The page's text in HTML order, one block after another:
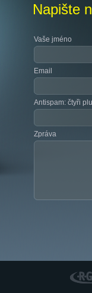
Napište
Vaše jméno
Email
Antispam: čtyři
Zpráva